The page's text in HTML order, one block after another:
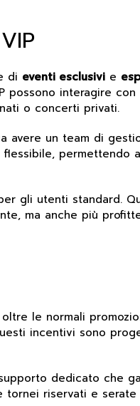
di eventi esclusivi e
possono interagire
o concerti privati.
avere un team di
flessibile, permettendo
gli utenti standard.
ma anche più
le normali
incentivi sono
dedicato che
riservati e